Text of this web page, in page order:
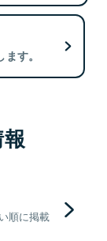
す。
順に掲載